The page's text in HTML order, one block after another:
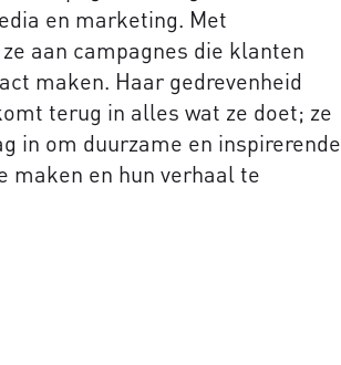
en marketing. Met
aan campagnes die klanten
maken. Haar gedrevenheid
terug in alles wat ze doet; ze
in om duurzame en inspirerende
maken en hun verhaal te